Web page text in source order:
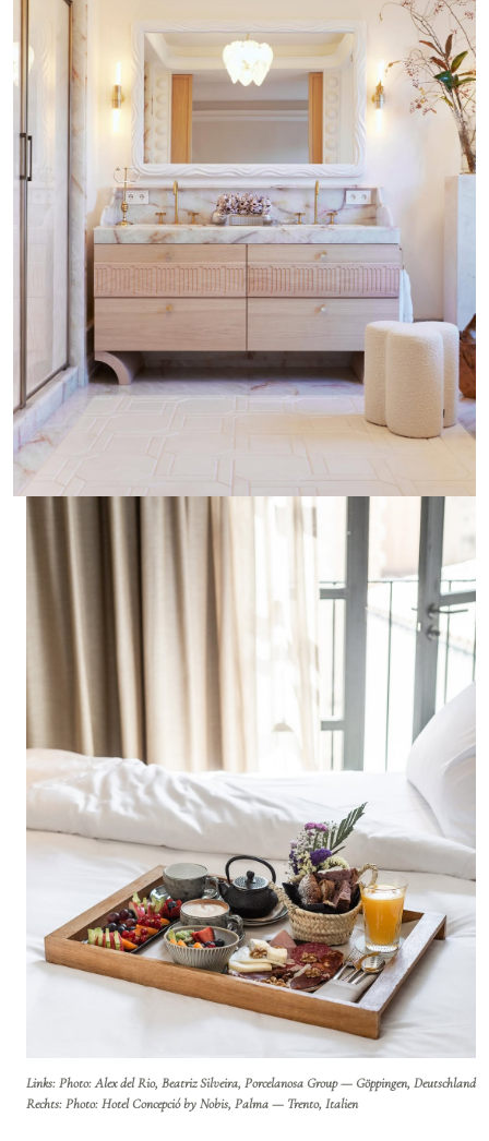
Links: Photo: Alex del Rio, Beatriz Silveira, Porcelanosa Group — Göppingen, Deutschland
Rechts: Photo: Hotel Concepció by Nobis, Palma — Trento, Italien